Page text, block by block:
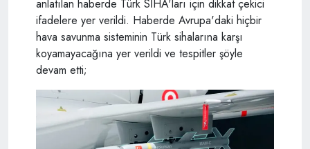
anlatılan haberde Türk SİHA'ları için dikkat çekici
ifadelere yer verildi. Haberde Avrupa'daki hiçbir
hava savunma sisteminin Türk sihalarına karşı
koyamayacağına yer verildi ve tespitler şöyle
devam etti;